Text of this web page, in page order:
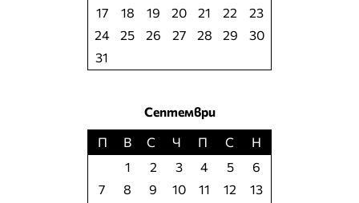
17
18 19 20 21 22
23
24
25 26 27 28 29
30
31
Септември
П
В С Ч П С
Н
1
2 3 4 5
6
7
8 9 10 11 12
13